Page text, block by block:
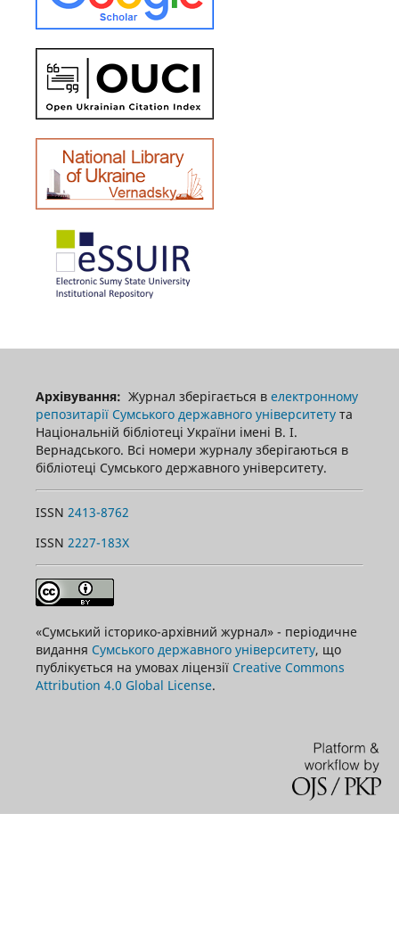
Архівування: Журнал зберігається в електронному
репозитарії Сумського державного університетута
Національній бібліотеці України імені В. І.
Вернадського. Всі номери журналу зберігаються в
бібліотеці Сумського державного університету.
ISSN 2413-8762
ISSN 2227-183X
«Сумський історико-архівний журнал» - періодичне
видання Сумського державного університету, що
публікується на умовах ліцензії Creative Commons
Attribution 4.0 Global License.